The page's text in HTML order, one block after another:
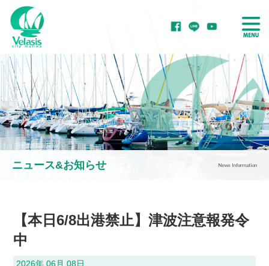
ボート・ヨットを
置きたい
ボート・ヨットを
借りたい
マリーナをご紹介！
ニュース&お知らせ News Information
【本日6/8出港禁止】津波注意報発令
中
2026年 06月 08日